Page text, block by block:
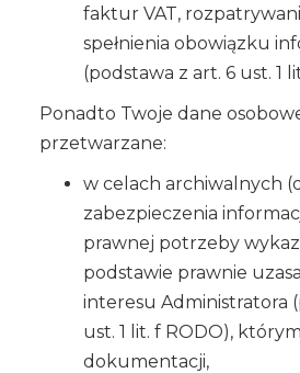
faktur VAT,
spełnienia obowiązku
(podstawa z art. 6 ust. 1
Ponadto Twoje dane
przetwarzane:
w celach archiwalnych
zabezpieczenia
prawnej potrzeby
podstawie prawnie
interesu Administratora
ust. 1 lit. f RODO),
dokumentacji,